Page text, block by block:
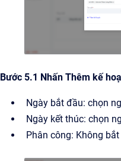
Bước 5.1 Nhấn Thêm kế
Ngày bắt đầu: chọn
Ngày kết thúc: chọn
Phân công: Không